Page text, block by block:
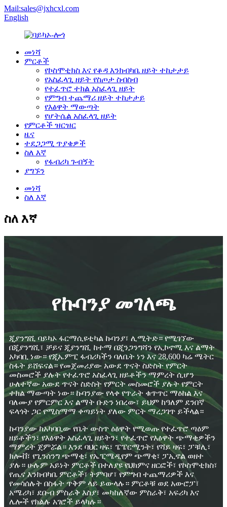
Mail:sales@jxhcxl.com
English
መነሻ
ምርቶች
የኮስሞቲክስ እና የቆዳ እንክብካቤ ዘይት ተከታታይ
የአስፈላጊ ዘይት የስጦታ ስብስብ
የተፈጥሮ ተክል አስፈላጊ ዘይት
የምግብ ተጨማሪ ዘይት ተከታታይ
የእፅዋት ማውጣት
የሆትሴል አስፈላጊ ዘይት
የምርቶች ዝርዝር
ዜና
ተደጋጋሚ ጥያቄዎች
ስለ እኛ
የፋብሪካ ጉብኝት
ያግኙን
መነሻ
ስለ እኛ
ስለ እኛ
የኩባንያ መገለጫ
ጂያንግሺ ባይካኦ ፋርማሲዩቲካል ኩባንያ፣ ሊሚትድ። የሚገኘው
በጂያንግሺ፣ ቻይና ጂያንግሺ ከተማ በጂንጋንግሻን የኢኮኖሚ እና ልማት
አካባቢ ነው። የጂኤምፒ ፋብሪካችን ባለቤት ነን እና 28,600 ካሬ ሜትር
ስፋት ይሸፍናል። የመጀመሪያው አውደ ጥናት ስድስት የምርት
መስመሮች ያሉት የተፈጥሮ አስፈላጊ ዘይቶችን ማምረት ሲሆን
ሁለተኛው አውደ ጥናት ስድስት የምርት መስመሮች ያሉት የምርት
ተክል ማውጣት ነው። ኩባንያው የላቀ የጥራት ቁጥጥር ማዕከል እና
ባለሙያ የምርምር እና ልማት ቡድን ነበረው፣ ይህም ከዓለም ደንበኛ
ፍላጎት ጋር የሚስማማ ቀጣይነት ያለው ምርት ማረጋገጥ ይችላል።
ኩባንያው ከአካባቢው የቤት ውስጥ ዕፅዋት የሚወጡ የተፈጥሮ ጣዕም
ዘይቶችን፣ የእፅዋት አስፈላጊ ዘይትን፣ የተፈጥሮ የእፅዋት ጭማቂዎችን
ማምረት ጀምሯል። እንደ ባህር ዛፍ፣ ፔፔርሚንት፣ የሻይ ዛፍ፣ ፓቹሊ፣
ክሎቭ፣ የጊንሰንግ ጭማቂ፣ የኤፒሜዲየም ጭማቂ፣ ፓኢኖል ወዘተ
ያሉ። ሁሉም አይነት ምርቶች በተለያዩ የህክምና ዘርፎች፣ የኮስሞቲክስ፣
የጤና እንክብካቤ ምርቶች፣ ትምባሆ፣ የምግብ ተጨማሪዎች እና
የመሳሰሉት በስፋት ጥቅም ላይ ይውላሉ። ምርቶቹ ወደ አውሮፓ፣
አሜሪካ፣ ደቡብ ምስራቅ እስያ፣ መካከለኛው ምስራቅ፣ አፍሪካ እና
ሌሎች የክልሉ አገሮች ይላካሉ።